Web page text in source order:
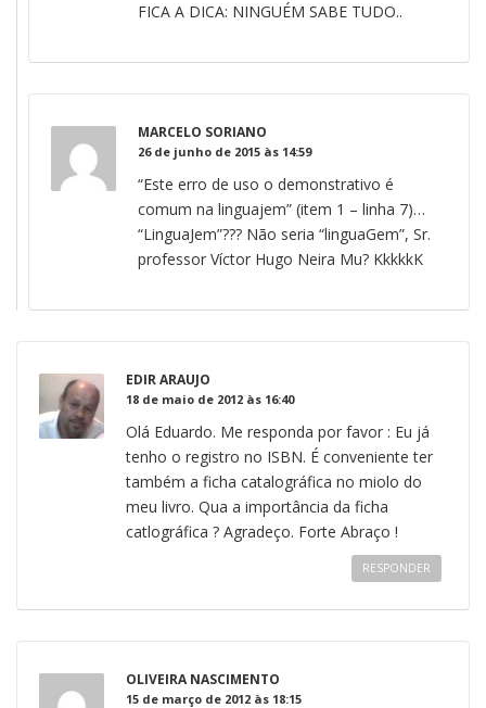
FICA A DICA: NINGUÉM SABE TUDO..
MARCELO SORIANO
26 de junho de 2015 às 14:59
“Este erro de uso o demonstrativo é
comum na linguajem” (item 1 – linha 7)…
“LinguaJem”??? Não seria “linguaGem”, Sr.
professor Víctor Hugo Neira Mu? KkkkkK
EDIR ARAUJO
18 de maio de 2012 às 16:40
Olá Eduardo. Me responda por favor : Eu já
tenho o registro no ISBN. É conveniente ter
também a ficha catalográfica no miolo do
meu livro. Qua a importância da ficha
catlográfica ? Agradeço. Forte Abraço !
RESPONDER
OLIVEIRA NASCIMENTO
15 de março de 2012 às 18:15